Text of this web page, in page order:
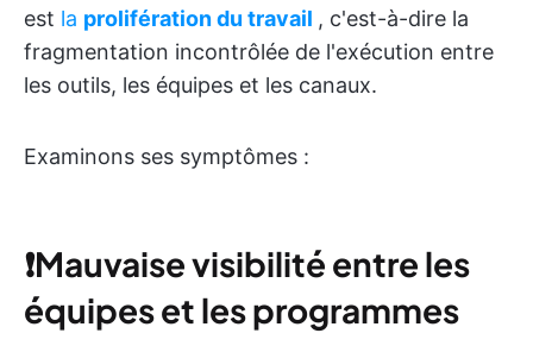
est la prolifération du travail , c'est-à-dire la
fragmentation incontrôlée de l'exécution entre
les outils, les équipes et les canaux.
Examinons ses symptômes :
❗️Mauvaise visibilité entre les
équipes et les programmes